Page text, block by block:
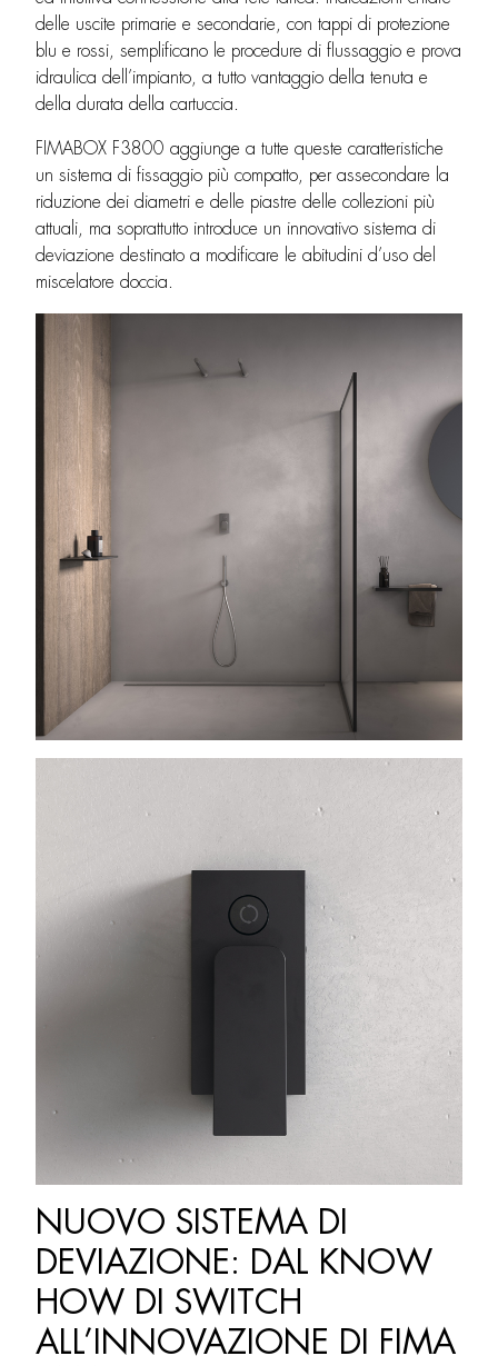
delle uscite primarie e secondarie, con tappi di protezione
blu e rossi, semplificano le procedure di flussaggio e prova
idraulica dell’impianto, a tutto vantaggio della tenuta e
della durata della cartuccia.
FIMABOX F3800 aggiunge a tutte queste caratteristiche
un sistema di fissaggio più compatto, per assecondare la
riduzione dei diametri e delle piastre delle collezioni più
attuali, ma soprattutto introduce un innovativo sistema di
deviazione destinato a modificare le abitudini d’uso del
miscelatore doccia.
NUOVO SISTEMA DI
DEVIAZIONE: DAL KNOW
HOW DI SWITCH
ALL’INNOVAZIONE DI FIMA